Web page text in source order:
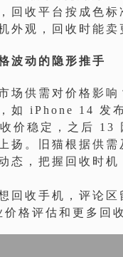
回收平台按成色标
外观，回收时能卖
波动的隐形推手
场供需对价格影响
如 iPhone 14 发布
价稳定，之后 13
扬。旧猫根据供需
态，把握回收时机
回收手机，评论区
格评估和更多回